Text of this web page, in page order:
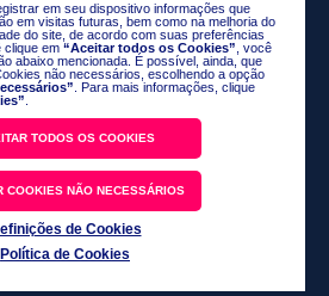
em seu dispositivo informações que
em visitas futuras, bem como na melhoria do
do site, de acordo com suas preferências
clique em “Aceitar todos os Cookies” , você
abaixo mencionada. É possível, ainda, que
não necessários, escolhendo a opção
. Para mais informações, clique
TODOS OS COOKIES
COOKIES NÃO NECESSÁRIOS
de Cookies
Política de Cookies